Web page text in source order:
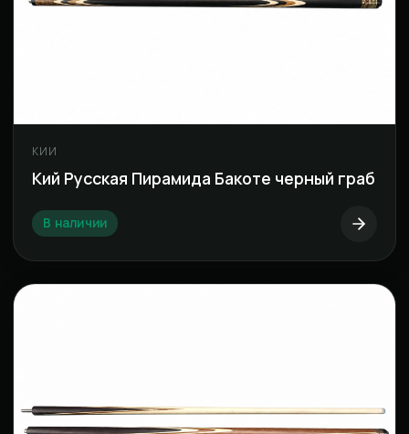
КИИ
Кий Русская Пирамида Бакоте черный граб
В наличии